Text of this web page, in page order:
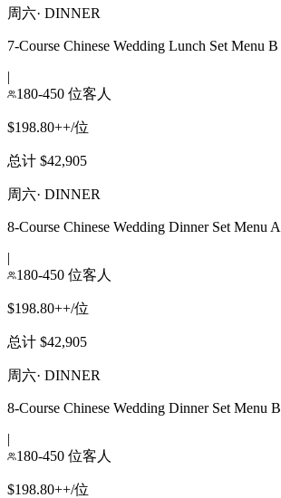
周六· DINNER
7-Course Chinese Wedding Lunch Set Menu B
|
180-450 位客人
$198.80++/位
总计 $42,905
周六· DINNER
8-Course Chinese Wedding Dinner Set Menu A
|
180-450 位客人
$198.80++/位
总计 $42,905
周六· DINNER
8-Course Chinese Wedding Dinner Set Menu B
|
180-450 位客人
$198.80++/位